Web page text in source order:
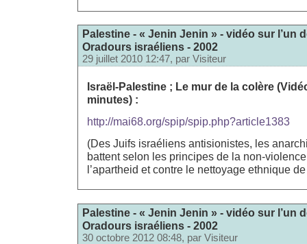
Palestine - « Jenin Jenin » - vidéo sur l’un
Oradours israéliens - 2002
29 juillet 2010 12:47, par Visiteur
Israël-Palestine ; Le mur de la colère
minutes) :
http://mai68.org/spip/spip.php?article1383
(Des Juifs israéliens antisionistes, les
battent selon les principes de la non-
l’apartheid et contre le nettoyage ethnique
Palestine - « Jenin Jenin » - vidéo sur l’un
Oradours israéliens - 2002
30 octobre 2012 08:48, par Visiteur